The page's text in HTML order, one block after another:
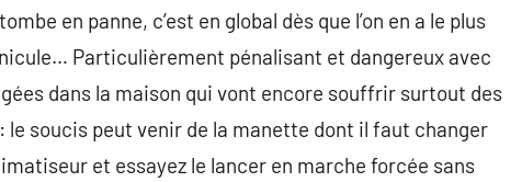
en panne, c’est en global dès que l’on en a le plus
Particulièrement pénalisant et dangereux avec
dans la maison qui vont encore souffrir surtout des
soucis peut venir de la manette dont il faut changer
et essayez le lancer en marche forcée sans